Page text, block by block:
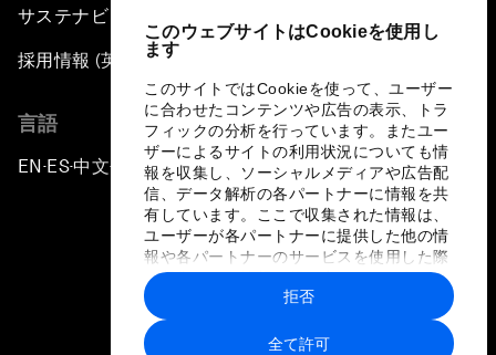
このウェブサイトはCookieを使用し
ます
このサイトではCookieを使って、ユーザー
に合わせたコンテンツや広告の表示、トラ
フィックの分析を行っています。またユー
ザーによるサイトの利用状況についても情
報を収集し、ソーシャルメディアや広告配
信、データ解析の各パートナーに情報を共
有しています。ここで収集された情報は、
ユーザーが各パートナーに提供した他の情
報や各パートナーのサービスを使用した際
に収集された情報と組み合わされ、各パー
トナーによって使用されることがありま
す。
全て許可
拒否
サステナビリティへの取り組み
採用情報 (英語のみ)
言語
EN ▪ES▪中文▪ 日本語
プライバシーポリシーと利用規約